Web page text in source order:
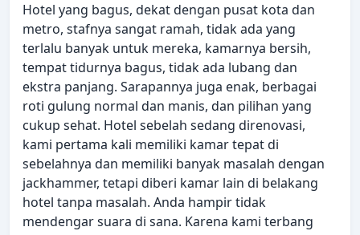
Hotel yang bagus, dekat dengan pusat kota dan
metro, stafnya sangat ramah, tidak ada yang
terlalu banyak untuk mereka, kamarnya bersih,
tempat tidurnya bagus, tidak ada lubang dan
ekstra panjang. Sarapannya juga enak, berbagai
roti gulung normal dan manis, dan pilihan yang
cukup sehat. Hotel sebelah sedang direnovasi,
kami pertama kali memiliki kamar tepat di
sebelahnya dan memiliki banyak masalah dengan
jackhammer, tetapi diberi kamar lain di belakang
hotel tanpa masalah. Anda hampir tidak
mendengar suara di sana. Karena kami terbang